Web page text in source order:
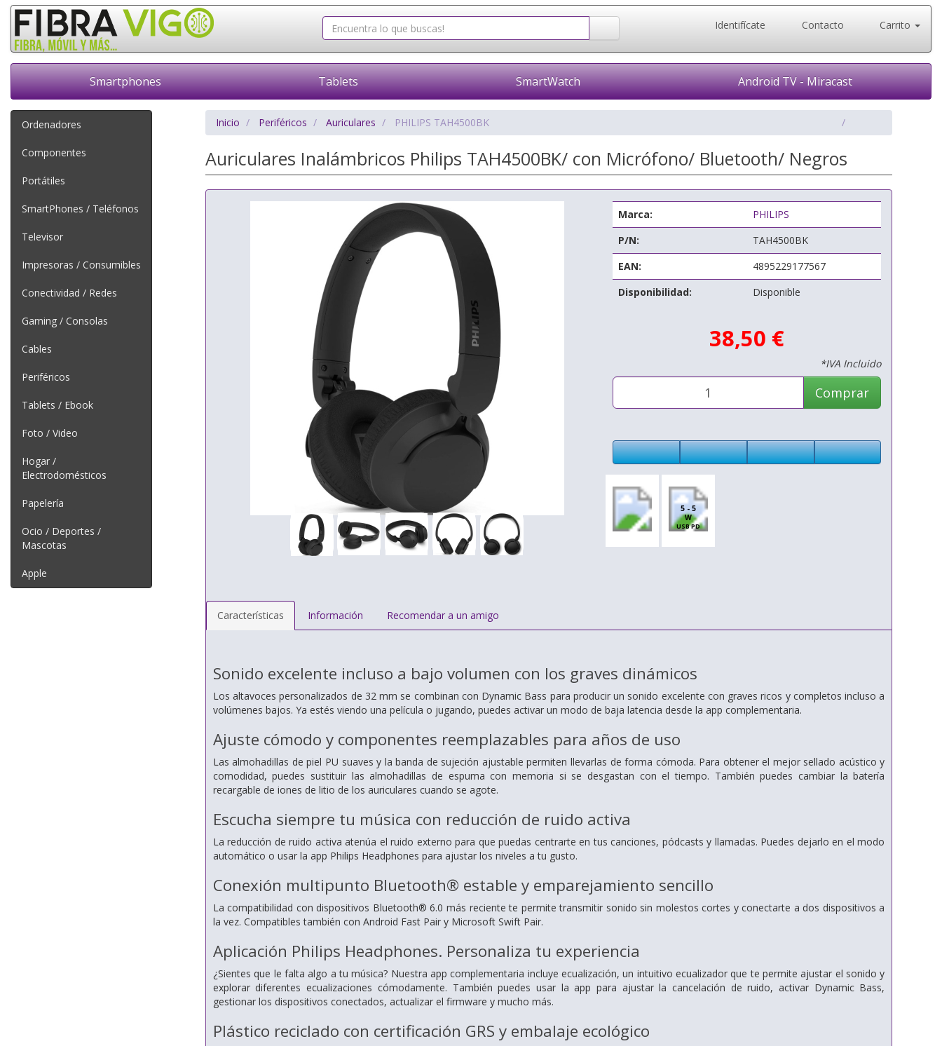
Identifícate Contacto Carrito
Smartphones Tablets SmartWatch Android TV - Miracast
Ordenadores
Componentes
Portátiles
SmartPhones / Teléfonos
Televisor
Impresoras / Consumibles
Conectividad / Redes
Gaming / Consolas
Cables
Periféricos
Tablets / Ebook
Foto / Video
Hogar /
Electrodomésticos
Papelería
Ocio / Deportes /
Mascotas
Apple
Inicio Periféricos Auriculares PHILIPS TAH4500BK
Auriculares Inalámbricos Philips TAH4500BK/ con Micrófono/ Bluetooth/ Negros
Marca:
PHILIPS
P/N:
TAH4500BK
EAN:
4895229177567
Disponibilidad:
Disponible
38,50 €
*IVA Incluido
Comprar
5 - 5
W
USB PD
Características Información Recomendar a un amigo
Sonido excelente incluso a bajo volumen con los graves dinámicos
Los altavoces personalizados de 32 mm se combinan con Dynamic Bass para producir un sonido excelente con graves ricos y completos incluso a
volúmenes bajos. Ya estés viendo una película o jugando, puedes activar un modo de baja latencia desde la app complementaria.
Ajuste cómodo y componentes reemplazables para años de uso
Las almohadillas de piel PU suaves y la banda de sujeción ajustable permiten llevarlas de forma cómoda. Para obtener el mejor sellado acústico y
comodidad, puedes sustituir las almohadillas de espuma con memoria si se desgastan con el tiempo. También puedes cambiar la batería
recargable de iones de litio de los auriculares cuando se agote.
Escucha siempre tu música con reducción de ruido activa
La reducción de ruido activa atenúa el ruido externo para que puedas centrarte en tus canciones, pódcasts y llamadas. Puedes dejarlo en el modo
automático o usar la app Philips Headphones para ajustar los niveles a tu gusto.
Conexión multipunto Bluetooth® estable y emparejamiento sencillo
La compatibilidad con dispositivos Bluetooth® 6.0 más reciente te permite transmitir sonido sin molestos cortes y conectarte a dos dispositivos a
la vez. Compatibles también con Android Fast Pair y Microsoft Swift Pair.
Aplicación Philips Headphones. Personaliza tu experiencia
¿Sientes que le falta algo a tu música? Nuestra app complementaria incluye ecualización, un intuitivo ecualizador que te permite ajustar el sonido y
explorar diferentes ecualizaciones cómodamente. También puedes usar la app para ajustar la cancelación de ruido, activar Dynamic Bass,
gestionar los dispositivos conectados, actualizar el firmware y mucho más.
Plástico reciclado con certificación GRS y embalaje ecológico